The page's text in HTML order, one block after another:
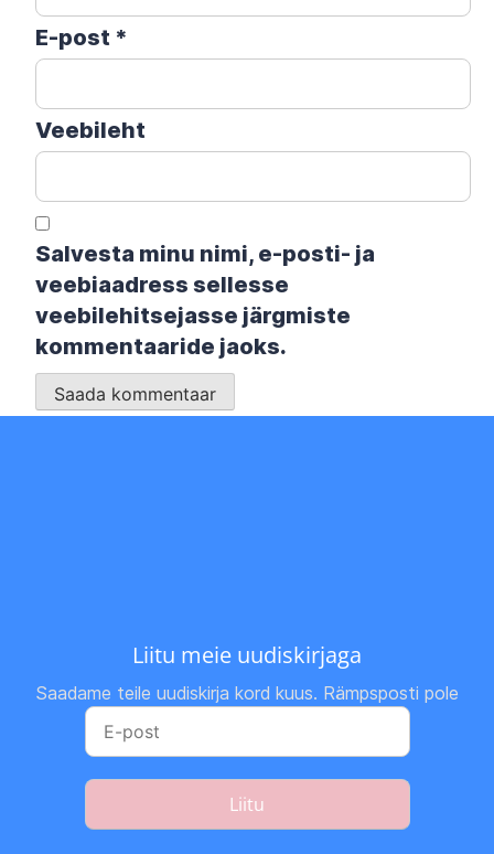
E-post *
Veebileht
Salvesta minu nimi, e-posti- ja
veebiaadress sellesse
veebilehitsejasse järgmiste
kommentaaride jaoks.
Liitu meie uudiskirjaga
Saadame teile uudiskirja kord kuus. Rämpsposti pole
Liitu